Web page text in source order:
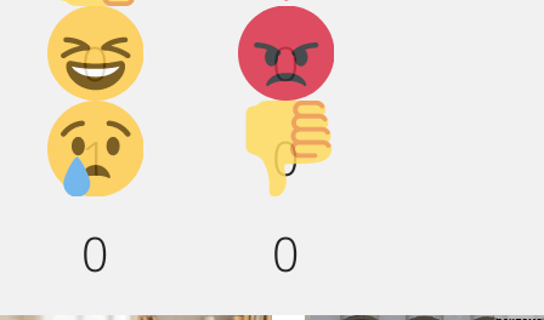
0 0
Дикий
смех!
1
Агрессия!
0
Грусть :(
0
Палец
вниз!
0